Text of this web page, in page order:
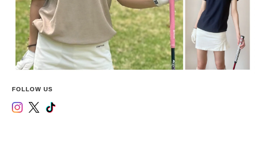
FOLLOW US